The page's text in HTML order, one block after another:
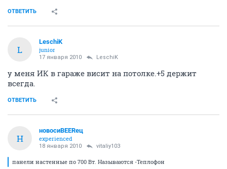
ОТВЕТИТЬ
L
LeschiK
junior
17 января 2010 LeschiK
у меня ИК в гараже висит на потолке.+5 держит
всегда.
ОТВЕТИТЬ
Н
новосиBEERец
experienced
18 января 2010 vitaliy103
панели настенные по 700 Вт. Называются -Теплофон